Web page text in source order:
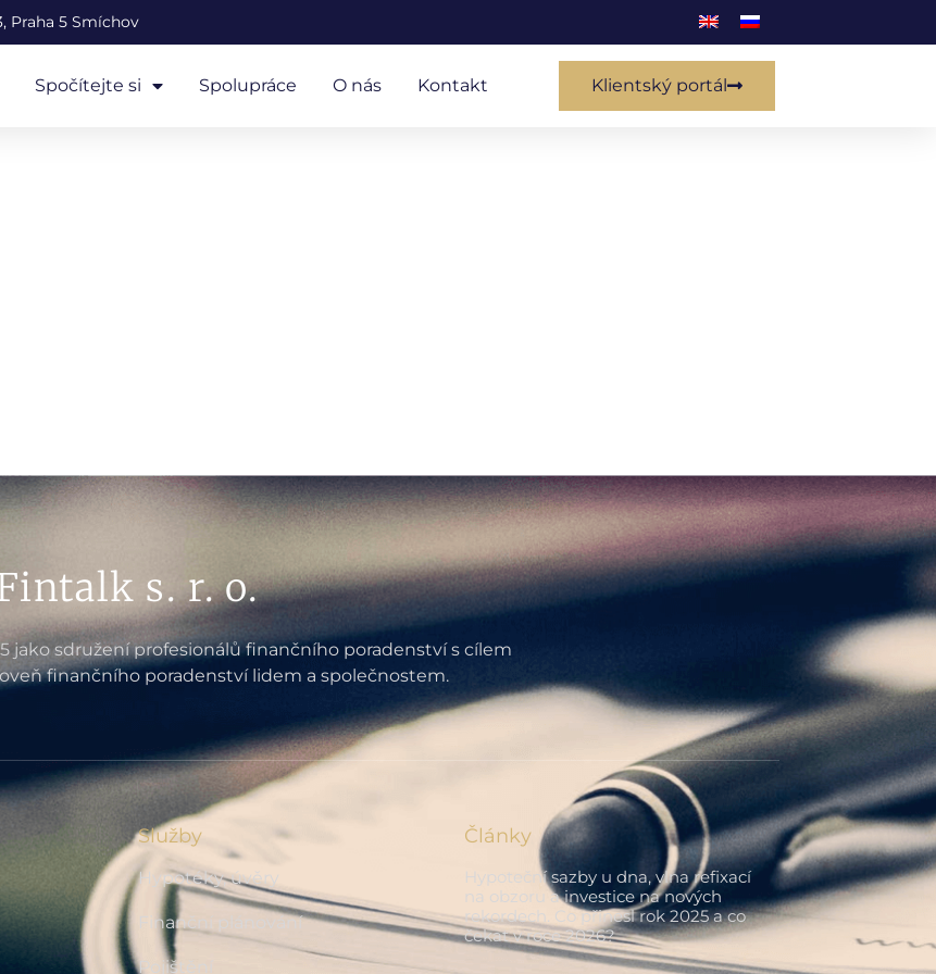
Praha 5 Smíchov
Spočítejte si Spolupráce O nás Kontakt Klientský portál
s. r. o.
jako sdružení profesionálů finančního poradenství s cílem
finančního poradenství lidem a společnostem.
Služby
Hypotéky, úvěry
Finanční plánování
Pojištění
Články
Hypoteční sazby u dna, vlna refixací
na obzoru a investice na nových
rekordech. Co přinesl rok 2025 a co
čekat v roce 2026?